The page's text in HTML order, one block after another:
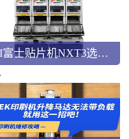
FUJI富士贴片机NXT3选M3 III还是M6三代机？看完这篇告别纠结！